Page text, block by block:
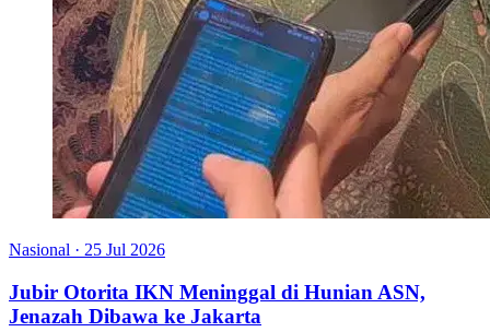
Nasional · 25 Jul 2026
Jubir Otorita IKN Meninggal di Hunian ASN,
Jenazah Dibawa ke Jakarta